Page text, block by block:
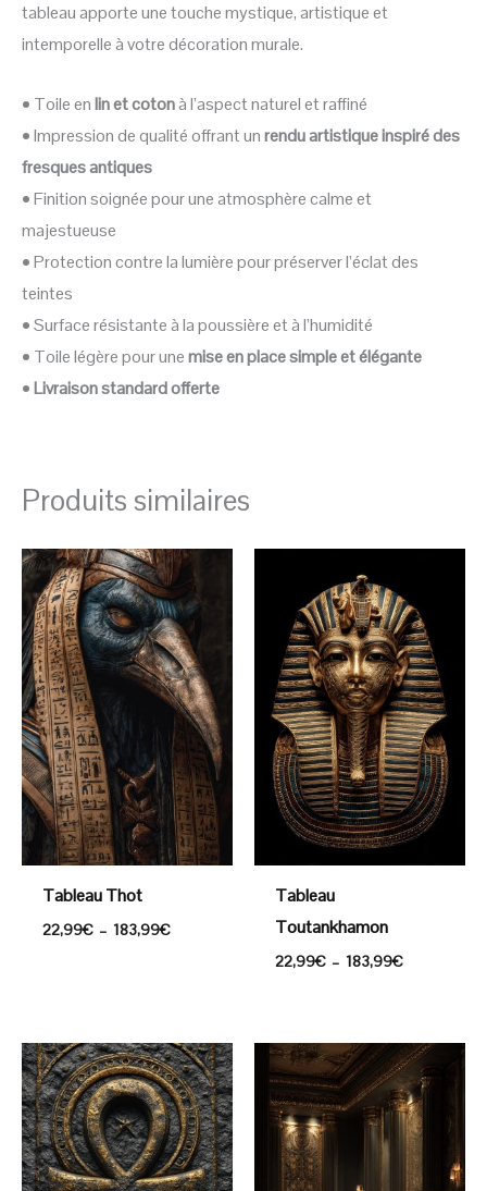
tableau apporte une touche mystique, artistique et
intemporelle à votre décoration murale.
• Toile enlin et cotonà l’aspect naturel et raffiné
• Impression de qualité offrant unrendu artistique inspiré des
fresques antiques
• Finition soignée pour une atmosphère calme et
majestueuse
• Protection contre la lumière pour préserver l’éclat des
teintes
• Surface résistante à la poussière et à l’humidité
• Toile légère pour unemise en place simple et élégante
•Livraison standard offerte
Produits similaires
Tableau Thot
22,99€ – 183,99€
Plage
de
prix :
22,99€
à
183,99€
Tableau
Toutankhamon
22,99€ – 183,99€
prix :
22,99€
à
183,99€
Plage
de
prix :
22,99€
à
183,99€
Plage
de
prix :
22,99€
à
183,99€